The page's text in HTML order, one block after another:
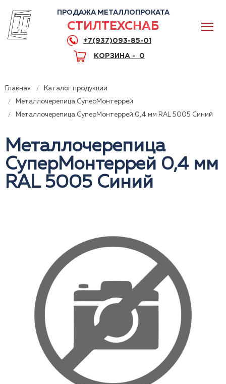
+7(937)093-85-01
Горячая линия Волгоград
ПРОДАЖА МЕТАЛЛОПРОКАТА
СТИЛТЕХСНАБ
+7(937)093-85-01
КОРЗИНА - 0
Главная
Каталог продукции
Металлочерепица СуперМонтеррей
Металлочерепица СуперМонтеррей 0,4 мм RAL 5005 Синий
Металлочерепица
СуперМонтеррей 0,4 мм
RAL 5005 Синий